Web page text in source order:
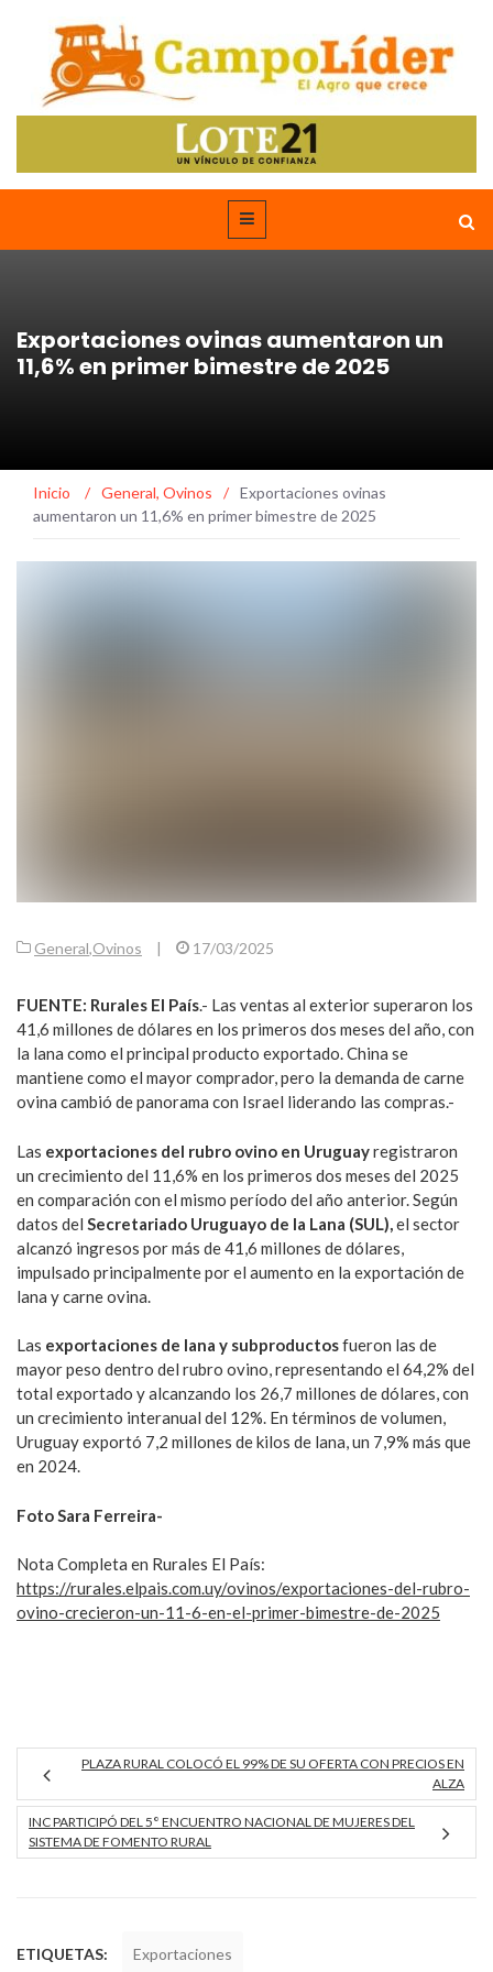
Exportaciones ovinas aumentaron un
11,6% en primer bimestre de 2025
Inicio / General, Ovinos / Exportaciones ovinas
aumentaron un 11,6% en primer bimestre de 2025
General,Ovinos | 17/03/2025
FUENTE: Rurales El País.- Las ventas al exterior superaron los
41,6 millones de dólares en los primeros dos meses del año, con
la lana como el principal producto exportado. China se
mantiene como el mayor comprador, pero la demanda de carne
ovina cambió de panorama con Israel liderando las compras.-
Las exportaciones del rubro ovino en Uruguayregistraron
un crecimiento del 11,6% en los primeros dos meses del 2025
en comparación con el mismo período del año anterior. Según
datos del Secretariado Uruguayo de la Lana (SUL),el sector
alcanzó ingresos por más de 41,6 millones de dólares,
impulsado principalmente por el aumento en la exportación de
lana y carne ovina.
Las exportaciones de lana y subproductosfueron las de
mayor peso dentro del rubro ovino, representando el 64,2% del
total exportado y alcanzando los 26,7 millones de dólares, con
un crecimiento interanual del 12%. En términos de volumen,
Uruguay exportó 7,2 millones de kilos de lana, un 7,9% más que
en 2024.
Foto Sara Ferreira-
Nota Completa en Rurales El País:
https://rurales.elpais.com.uy/ovinos/exportaciones-del-rubro-
ovino-crecieron-un-11-6-en-el-primer-bimestre-de-2025
PLAZA RURAL COLOCÓ EL 99% DE SU OFERTA CON PRECIOS EN
ALZA
INC PARTICIPÓ DEL 5° ENCUENTRO NACIONAL DE MUJERES DEL
SISTEMA DE FOMENTO RURAL
ETIQUETAS: Exportaciones